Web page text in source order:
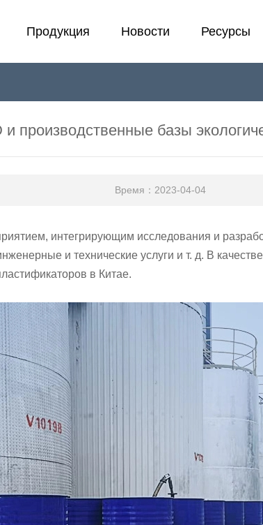
Продукция Новости Ресурсы
Стабилизатор
производственные базы
Время：2023-04-04
интегрирующим исследования и
и технические услуги и т. д. В
в Китае.